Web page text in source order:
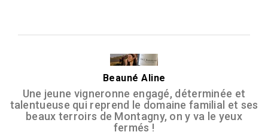
Beauné Aline
Une jeune vigneronne engagé, déterminée et
talentueuse qui reprend le domaine familial et ses
beaux terroirs de Montagny, on y va le yeux
fermés !